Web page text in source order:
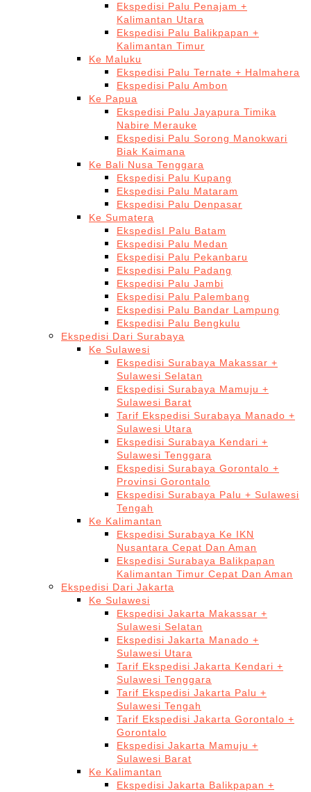
Ekspedisi Palu Penajam +
Kalimantan Utara
Ekspedisi Palu Balikpapan +
Kalimantan Timur
Ke Maluku
Ekspedisi Palu Ternate + Halmahera
Ekspedisi Palu Ambon
Ke Papua
Ekspedisi Palu Jayapura Timika
Nabire Merauke
Ekspedisi Palu Sorong Manokwari
Biak Kaimana
Ke Bali Nusa Tenggara
Ekspedisi Palu Kupang
Ekspedisi Palu Mataram
Ekspedisi Palu Denpasar
Ke Sumatera
EkspedisI Palu Batam
Ekspedisi Palu Medan
Ekspedisi Palu Pekanbaru
Ekspedisi Palu Padang
Ekspedisi Palu Jambi
Ekspedisi Palu Palembang
Ekspedisi Palu Bandar Lampung
Ekspedisi Palu Bengkulu
Ekspedisi Dari Surabaya
Ke Sulawesi
Ekspedisi Surabaya Makassar +
Sulawesi Selatan
Ekspedisi Surabaya Mamuju +
Sulawesi Barat
Tarif Ekspedisi Surabaya Manado +
Sulawesi Utara
Ekspedisi Surabaya Kendari +
Sulawesi Tenggara
Ekspedisi Surabaya Gorontalo +
Provinsi Gorontalo
Ekspedisi Surabaya Palu + Sulawesi
Tengah
Ke Kalimantan
Ekspedisi Surabaya Ke IKN
Nusantara Cepat Dan Aman
Ekspedisi Surabaya Balikpapan
Kalimantan Timur Cepat Dan Aman
Ekspedisi Dari Jakarta
Ke Sulawesi
Ekspedisi Jakarta Makassar +
Sulawesi Selatan
Ekspedisi Jakarta Manado +
Sulawesi Utara
Tarif Ekspedisi Jakarta Kendari +
Sulawesi Tenggara
Tarif Ekspedisi Jakarta Palu +
Sulawesi Tengah
Tarif Ekspedisi Jakarta Gorontalo +
Gorontalo
Ekspedisi Jakarta Mamuju +
Sulawesi Barat
Ke Kalimantan
Ekspedisi Jakarta Balikpapan +